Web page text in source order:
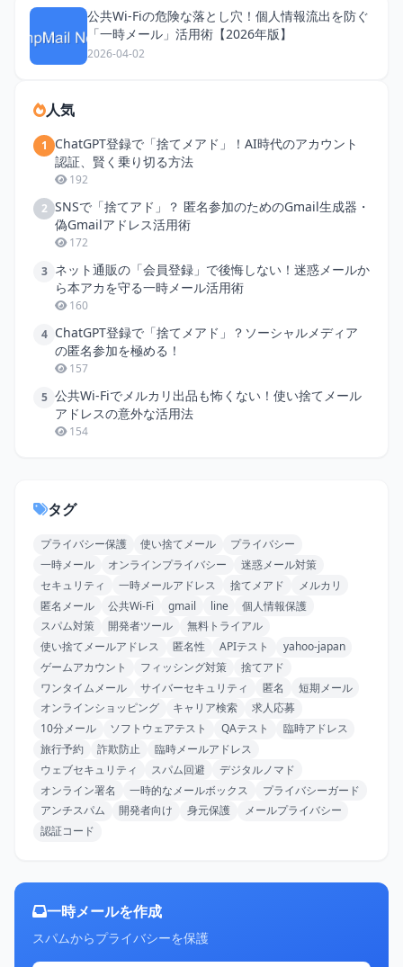
公共Wi-Fiの危険な落とし穴！個人情報流出を防ぐ
「一時メール」活用術【2026年版】
2026-04-02
人気
1
ChatGPT登録で「捨てメアド」！AI時代のアカウント
認証、賢く乗り切る方法
192
2 SNSで「捨てアド」？ 匿名参加のためのGmail生成器・
偽Gmailアドレス活用術
172
3 ネット通販の「会員登録」で後悔しない！迷惑メールか
ら本アカを守る一時メール活用術
160
4 ChatGPT登録で「捨てメアド」？ソーシャルメディア
の匿名参加を極める！
157
5 公共Wi-Fiでメルカリ出品も怖くない！使い捨てメール
アドレスの意外な活用法
154
タグ
プライバシー保護 使い捨てメール
プライバシー
一時メール
オンラインプライバシー
迷惑メール対策
セキュリティ
一時メールアドレス 捨てメアド
メルカリ
匿名メール
公共Wi-Fi gmail line
個人情報保護
スパム対策
開発者ツール
無料トライアル
使い捨てメールアドレス
匿名性 APIテスト
yahoo-japan
ゲームアカウント
フィッシング対策
捨てアド
ワンタイムメール
サイバーセキュリティ 匿名
短期メール
オンラインショッピング
キャリア検索
求人応募
10分メール
ソフトウェアテスト QAテスト
臨時アドレス
旅行予約
詐欺防止
臨時メールアドレス
ウェブセキュリティ
スパム回避
デジタルノマド
オンライン署名
一時的なメールボックス
プライバシーガード
アンチスパム
開発者向け 身元保護
メールプライバシー
認証コード
一時メールを作成
スパムからプライバシーを保護